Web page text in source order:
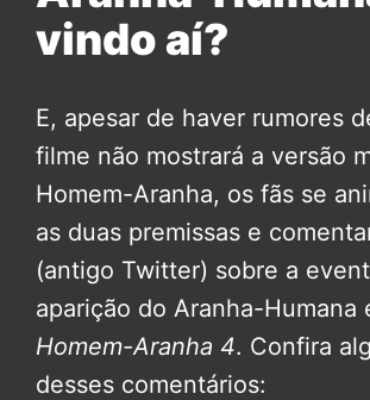
vindo aí?
E, apesar de haver rumores
filme não mostrará a versão
Homem-Aranha, os fãs se
as duas premissas e
(antigo Twitter) sobre a
aparição do Aranha-Humana
Homem-Aranha 4. Confira
desses comentários: